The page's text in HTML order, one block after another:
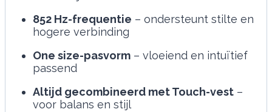
852 Hz-frequentie – ondersteunt stilte en
hogere verbinding
One size-pasvorm – vloeiend en intuïtief
passend
Altijd gecombineerd met Touch-vest –
voor balans en stijl